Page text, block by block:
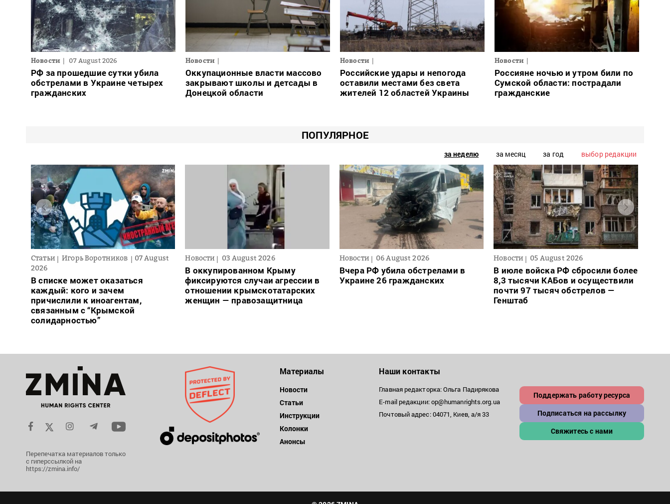
Новости 07 August 2026
РФ за прошедшие сутки убила
обстрелами в Украине четырех
гражданских
Новости
Оккупационные власти массово
закрывают школы и детсады в
Донецкой области
Новости
Российские удары и непогода
оставили местами без света
жителей 12 областей Украины
Новости
Россияне ночью и утром били по
Сумской области: пострадали
гражданские
ПОПУЛЯРНОЕ
за неделю за месяц за год выбор редакции
Статьи Игорь Воротников
07 August
2026
В списке может оказаться
каждый: кого и зачем
причислили к иноагентам,
связанным с “Крымской
солидарностью”
Новости 03 August 2026
В оккупированном Крыму
фиксируются случаи агрессии в
отношении крымскотатарских
женщин — правозащитница
Новости 06 August 2026
Вчера РФ убила обстрелами в
Украине 26 гражданских
Новости 05 August 2026
В июле войска РФ сбросили более
8,3 тысячи КАБов и осуществили
почти 97 тысяч обстрелов —
Генштаб
Перепечатка материалов только
с гиперссылкой на
https://zmina.info/
Материалы
Новости
Статьи
Инструкции
Колонки
Анонсы
Наши контакты
Главная редакторка: Ольга Падирякова
E-mail редакции: op@humanrights.org.ua
Почтовый адрес: 04071, Киев, а/я 33
Поддержать работу ресурса
Подписаться на рассылку
Свяжитесь с нами